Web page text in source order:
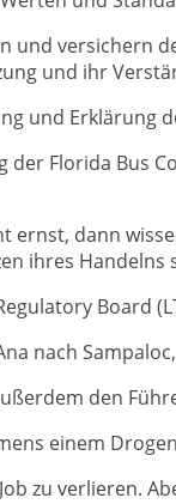
und versichern
und ihr
und Erklärung
der Florida Bus
ernst, dann
ihres Handelns
Board
nach
den
einem
zu verlieren.